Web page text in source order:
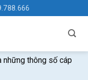
những thông số cáp